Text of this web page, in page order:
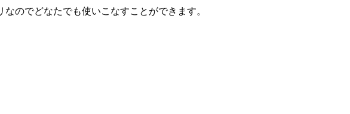
のでどなたでも使いこなすことができます。